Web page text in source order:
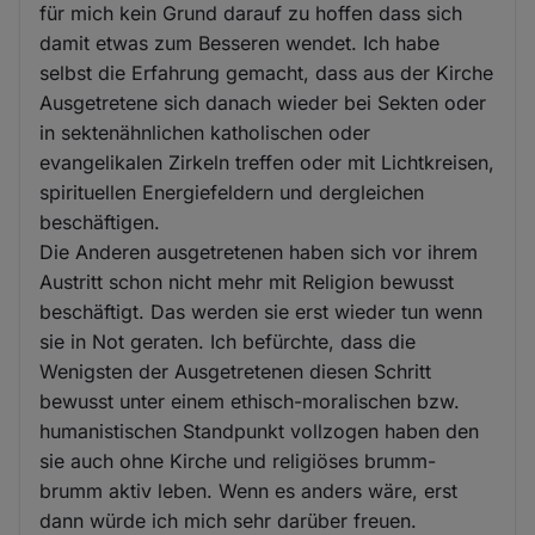
für mich kein Grund darauf zu hoffen dass sich
damit etwas zum Besseren wendet. Ich habe
selbst die Erfahrung gemacht, dass aus der Kirche
Ausgetretene sich danach wieder bei Sekten oder
in sektenähnlichen katholischen oder
evangelikalen Zirkeln treffen oder mit Lichtkreisen,
spirituellen Energiefeldern und dergleichen
beschäftigen.
Die Anderen ausgetretenen haben sich vor ihrem
Austritt schon nicht mehr mit Religion bewusst
beschäftigt. Das werden sie erst wieder tun wenn
sie in Not geraten. Ich befürchte, dass die
Wenigsten der Ausgetretenen diesen Schritt
bewusst unter einem ethisch-moralischen bzw.
humanistischen Standpunkt vollzogen haben den
sie auch ohne Kirche und religiöses brumm-
brumm aktiv leben. Wenn es anders wäre, erst
dann würde ich mich sehr darüber freuen.